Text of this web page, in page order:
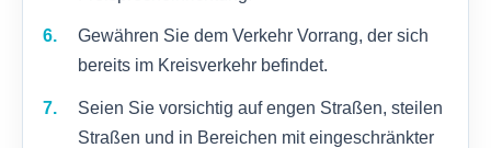
Gewähren Sie dem Verkehr Vorrang, der sich
bereits im Kreisverkehr befindet.
Seien Sie vorsichtig auf engen Straßen, steilen
Straßen und in Bereichen mit eingeschränkter